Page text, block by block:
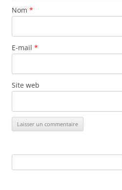
Nom *
E-mail *
Site web